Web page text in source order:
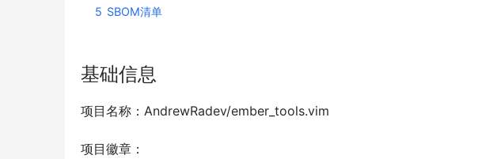
5 SBOM清单
基础信息
项目名称：AndrewRadev/ember_tools.vim
项目徽章：